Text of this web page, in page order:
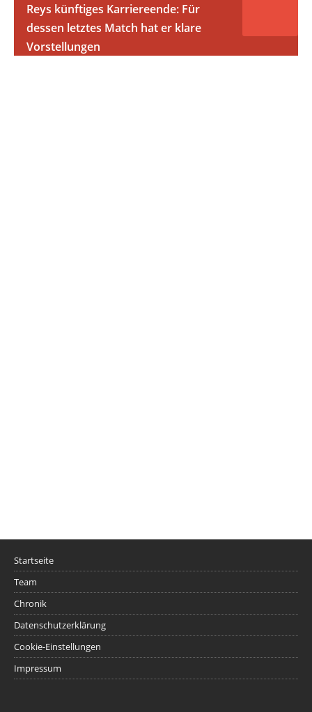
Reys künftiges Karriereende: Für
dessen letztes Match hat er klare
Vorstellungen
Startseite
Team
Chronik
Datenschutzerklärung
Cookie-Einstellungen
Impressum